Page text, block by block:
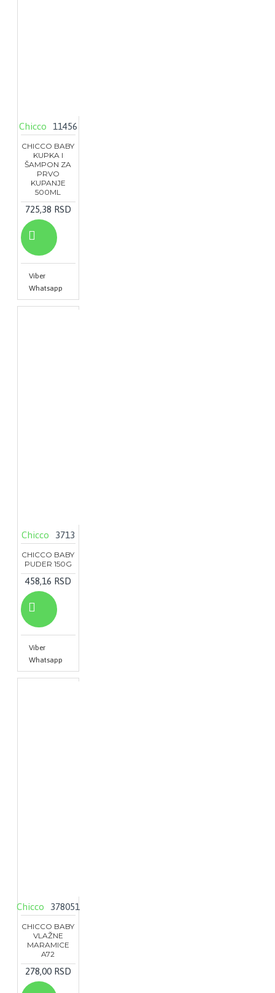
Chicco 11456
CHICCO BABY
KUPKA I
ŠAMPON ZA
PRVO
KUPANJE
500ML
725,38 RSD
Viber
Whatsapp
Chicco 3713
CHICCO BABY
PUDER 150G
458,16 RSD
Viber
Whatsapp
Chicco 378051
CHICCO BABY
VLAŽNE
MARAMICE
A72
278,00 RSD